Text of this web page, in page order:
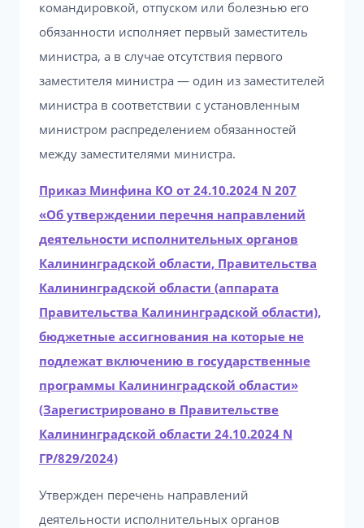
командировкой, отпуском или болезнью его
обязанности исполняет первый заместитель
министра, а в случае отсутствия первого
заместителя министра — один из заместителей
министра в соответствии с установленным
министром распределением обязанностей
между заместителями министра.
Приказ Минфина КО от 24.10.2024 N 207
«Об утверждении перечня направлений
деятельности исполнительных органов
Калининградской области, Правительства
Калининградской области (аппарата
Правительства Калининградской области),
бюджетные ассигнования на которые не
подлежат включению в государственные
программы Калининградской области»
(Зарегистрировано в Правительстве
Калининградской области 24.10.2024 N
ГР/829/2024)
Утвержден перечень направлений
деятельности исполнительных органов